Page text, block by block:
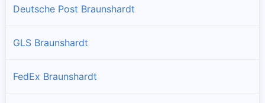
Deutsche Post Braunshardt
GLS Braunshardt
FedEx Braunshardt